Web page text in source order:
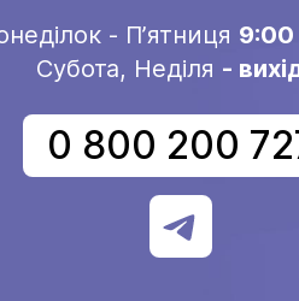
- Пʼятниця 9:00
Субота, Неділя -
0 800 200